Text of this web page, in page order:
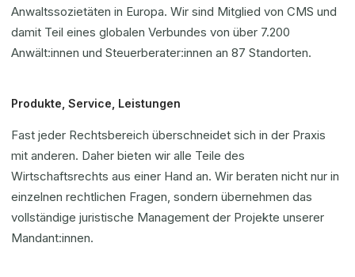
Anwaltssozietäten in Europa. Wir sind Mitglied von CMS und
damit Teil eines globalen Verbundes von über 7.200
Anwält:innen und Steuerberater:innen an 87 Standorten.
Produkte, Service, Leistungen
Fast jeder Rechtsbereich überschneidet sich in der Praxis
mit anderen. Daher bieten wir alle Teile des
Wirtschaftsrechts aus einer Hand an. Wir beraten nicht nur in
einzelnen rechtlichen Fragen, sondern übernehmen das
vollständige juristische Management der Projekte unserer
Mandant:innen.